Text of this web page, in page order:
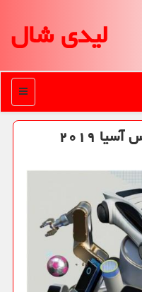
لیدی شال
منو
سخنرانان نمایشگاه سی ای اس آسیا ۲۰۱۹